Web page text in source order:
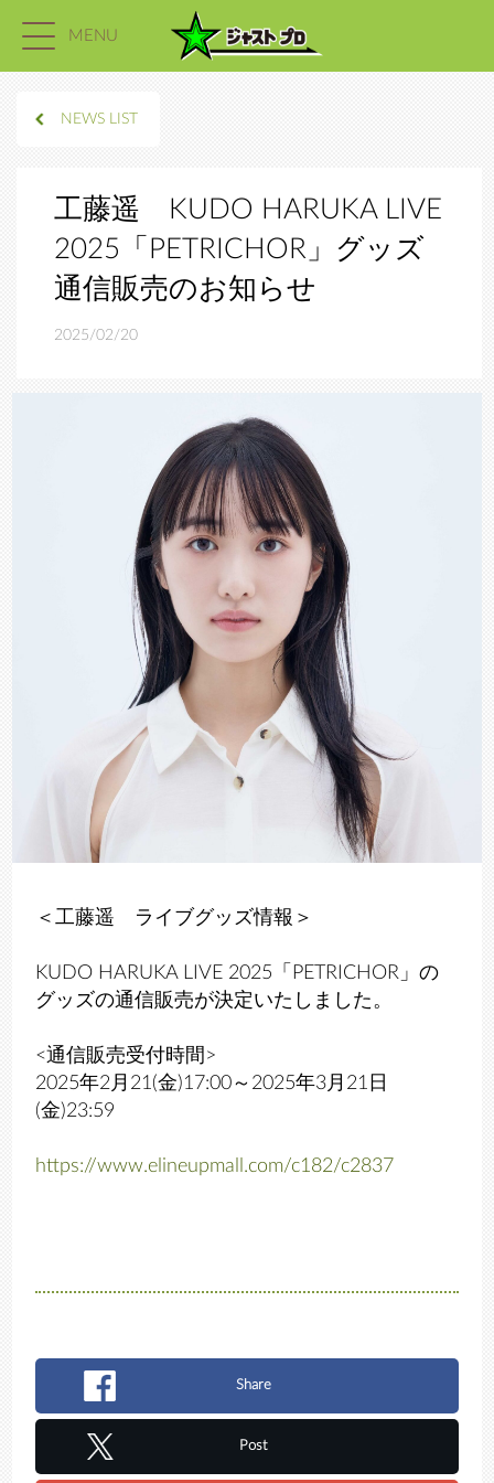
MENU
NEWS LIST
工藤遥 KUDO HARUKA LIVE
2025「PETRICHOR」グッズ
通信販売のお知らせ
2025/02/20
＜工藤遥 ライブグッズ情報＞
KUDO HARUKA LIVE 2025「PETRICHOR」の
グッズの通信販売が決定いたしました。
<通信販売受付時間>
2025年2月21(金)17:00～2025年3月21日
(金)23:59
https://www.elineupmall.com/c182/c2837
Share
Post